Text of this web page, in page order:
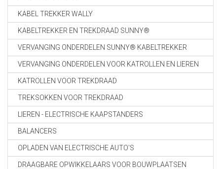
KABEL TREKKER WALLY
KABELTREKKER EN TREKDRAAD SUNNY®
VERVANGING ONDERDELEN SUNNY® KABELTREKKER
VERVANGING ONDERDELEN VOOR KATROLLEN EN LIEREN
KATROLLEN VOOR TREKDRAAD
TREKSOKKEN VOOR TREKDRAAD
LIEREN - ELECTRISCHE KAAPSTANDERS
BALANCERS
OPLADEN VAN ELECTRISCHE AUTO'S
DRAAGBARE OPWIKKELAARS VOOR BOUWPLAATSEN